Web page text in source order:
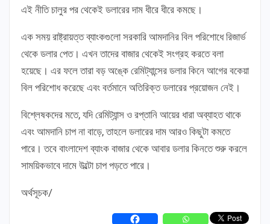
এই নীতি চালুর পর থেকেই ডলারের দাম ধীরে ধীরে কমছে।
এক সময় রাষ্ট্রায়ত্ত ব্যাংকগুলো সরকারি আমদানির বিল পরিশোধে রিজার্ভ
থেকে ডলার পেত। এখন তাদের বাজার থেকেই সংগ্রহ করতে বলা
হয়েছে। এর ফলে তারা বড় অঙ্কে রেমিট্যান্সের ডলার কিনে আগের বকেয়া
বিল পরিশোধ করেছে এবং বর্তমানে অতিরিক্ত ডলারের প্রয়োজন নেই।
বিশ্লেষকদের মতে, যদি রেমিট্যান্স ও রপ্তানি আয়ের ধারা অব্যাহত থাকে
এবং আমদানি চাপ না বাড়ে, তাহলে ডলারের দাম আরও কিছুটা কমতে
পারে। তবে বাংলাদেশ ব্যাংক বাজার থেকে আবার ডলার কিনতে শুরু করলে
সাময়িকভাবে দামে উল্টো চাপ পড়তে পারে।
অর্থসূচক/